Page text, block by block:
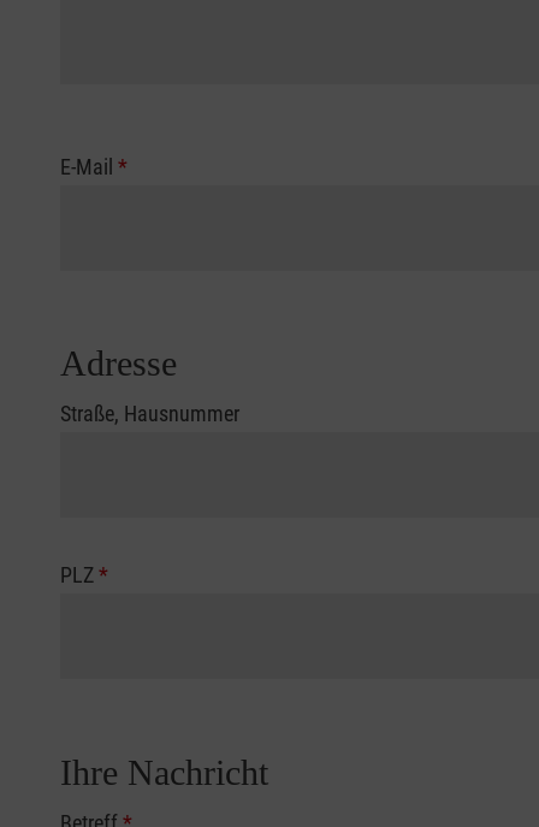
E-Mail *
Adresse
Straße, Hausnummer
PLZ*
Ihre Nachricht